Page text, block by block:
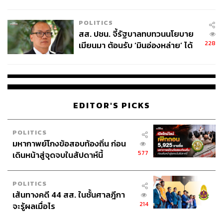
POLITICS
สส. ปชน. จี้รัฐบาลทบทวนนโยบาย
เมียนมา ต้อนรับ ‘มินอ่องหล่าย’ ได้
228
EDITOR'S PICKS
POLITICS
มหากาพย์โกงข้อสอบท้องถิ่น ก่อน
เดินหน้าสู่จุดจบในสัปดาห์นี้
577
POLITICS
เส้นทางคดี 44 สส. ในชั้นศาลฎีกา
จะรู้ผลเมื่อไร
214